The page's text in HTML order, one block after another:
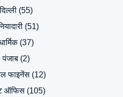
दिल्ली (55)
(51)
(37)
पंजाब (2)
फाइनेंस (12)
ऑफिस(105)